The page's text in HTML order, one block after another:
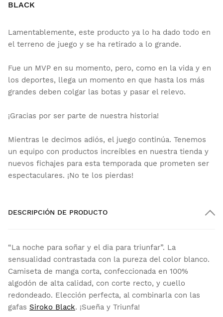
BLACK
Lamentablemente, este producto ya lo ha dado todo en
el terreno de juego y se ha retirado a lo grande.
Fue un MVP en su momento, pero, como en la vida y en
los deportes, llega un momento en que hasta los más
grandes deben colgar las botas y pasar el relevo.
¡Gracias por ser parte de nuestra historia!
Mientras le decimos adiós, el juego continúa. Tenemos
un equipo con productos increíbles en nuestra tienda y
nuevos fichajes para esta temporada que prometen ser
espectaculares. ¡No te los pierdas!
DESCRIPCIÓN DE PRODUCTO
“La noche para soñar y el dia para triunfar”. La
sensualidad contrastada con la pureza del color blanco.
Camiseta de manga corta, confeccionada en 100%
algodón de alta calidad, con corte recto, y cuello
redondeado. Elección perfecta, al combinarla con las
gafas Siroko Black. ¡Sueña y Triunfa!